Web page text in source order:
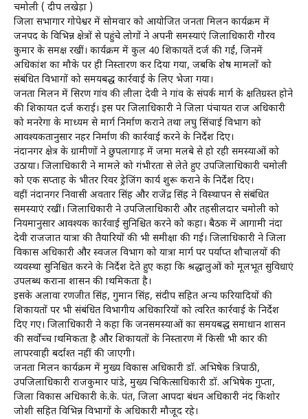
चमोली ( प्रदीप लखेड़ा )
जिला सभागार गोपेश्वर में सोमवार को आयोजित जनता मिलन कार्यक्रम में
जनपद के विभिन्न क्षेत्रों से पहुंचे लोगों ने अपनी समस्याएं जिलाधिकारी गौरव
कुमार के समक्ष रखीं। कार्यक्रम में कुल 40 शिकायतें दर्ज की गईं, जिनमें
अधिकांश का मौके पर ही निस्तारण कर दिया गया, जबकि शेष मामलों को
संबंधित विभागों को समयबद्ध कार्रवाई के लिए भेजा गया।
जनता मिलन में सिरण गांव की लीला देवी ने गांव के संपर्क मार्ग के क्षतिग्रस्त होने
की शिकायत दर्ज कराई। इस पर जिलाधिकारी ने जिला पंचायत राज अधिकारी
को मनरेगा के माध्यम से मार्ग निर्माण कराने तथा लघु सिंचाई विभाग को
आवश्यकतानुसार नहर निर्माण की कार्रवाई करने के निर्देश दिए।
नंदानगर क्षेत्र के ग्रामीणों ने छुपलागाड़ में जमा मलबे से हो रही समस्याओं को
उठाया। जिलाधिकारी ने मामले को गंभीरता से लेते हुए उपजिलाधिकारी चमोली
को एक सप्ताह के भीतर रिवर ड्रेजिंग कार्य शुरू कराने के निर्देश दिए।
वहीं नंदानगर निवासी अवतार सिंह और राजेंद्र सिंह ने विस्थापन से संबंधित
समस्याएं रखीं। जिलाधिकारी ने उपजिलाधिकारी और तहसीलदार चमोली को
नियमानुसार आवश्यक कार्रवाई सुनिश्चित करने को कहा। बैठक में आगामी नंदा
देवी राजजात यात्रा की तैयारियों की भी समीक्षा की गई। जिलाधिकारी ने जिला
विकास अधिकारी और स्वजल विभाग को यात्रा मार्ग पर पर्याप्त शौचालयों की
व्यवस्था सुनिश्चित करने के निर्देश देते हुए कहा कि श्रद्धालुओं को मूलभूत सुविधाएं
उपलब्ध कराना प्रशासन की प्राथमिकता है।
इसके अलावा रणजीत सिंह, गुमान सिंह, संदीप सहित अन्य फरियादियों की
शिकायतों पर भी संबंधित विभागीय अधिकारियों को त्वरित कार्रवाई के निर्देश
दिए गए। जिलाधिकारी ने कहा कि जनसमस्याओं का समयबद्ध समाधान प्रशासन
की सर्वोच्च प्राथमिकता है और शिकायतों के निस्तारण में किसी भी प्रकार की
लापरवाही बर्दाश्त नहीं की जाएगी।
जनता मिलन कार्यक्रम में मुख्य विकास अधिकारी डॉ. अभिषेक त्रिपाठी,
उपजिलाधिकारी राजकुमार पांडे, मुख्य चिकित्साधिकारी डॉ. अभिषेक गुप्ता,
जिला विकास अधिकारी के.के. पंत, जिला आपदा प्रबंधन अधिकारी नंद किशोर
जोशी सहित विभिन्न विभागों के अधिकारी मौजूद रहे।